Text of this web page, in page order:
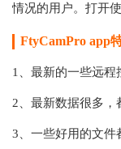
情况的用户。打开使
FtyCamPro app
1、最新的一些远程
2、最新数据很多，
3、一些好用的文件